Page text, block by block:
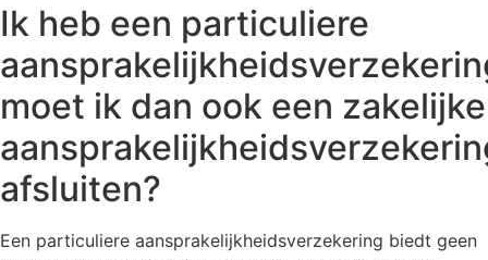
Ik heb een particuliere
moet ik dan ook een zakelijke
afsluiten?
Een particuliere aansprakelijkheidsverzekering biedt geen